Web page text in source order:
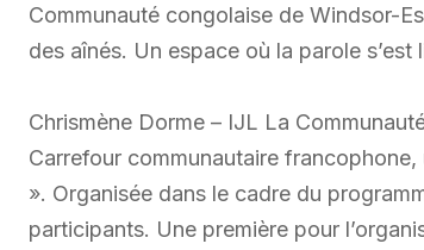
Communauté congolaise de Windsor-
des aînés. Un espace où la parole
Chrismène Dorme – IJL La
Carrefour communautaire
». Organisée dans le cadre du
participants. Une première pour